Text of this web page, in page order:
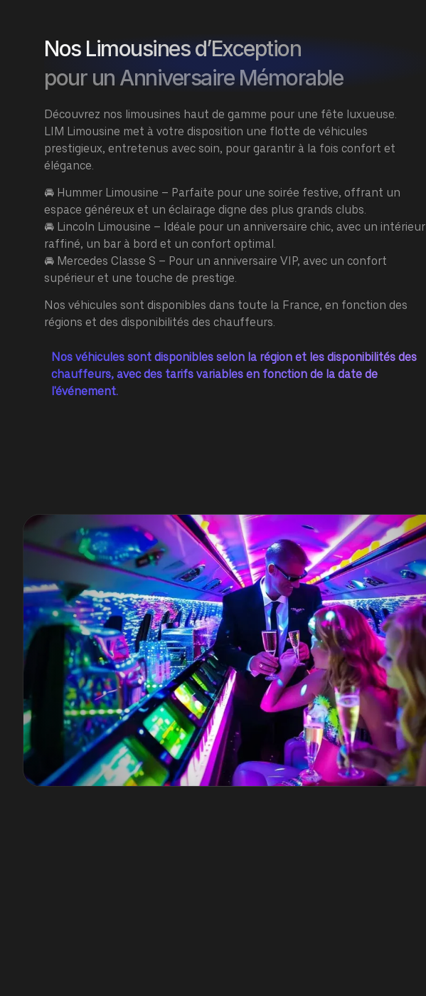
Nos Limousines d’Exception
pour un Anniversaire Mémorable
Découvrez nos limousines haut de gamme pour une fête luxueuse.
LIM Limousine met à votre disposition une flotte de véhicules
prestigieux, entretenus avec soin, pour garantir à la fois confort et
élégance.
🚘 Hummer Limousine – Parfaite pour une soirée festive, offrant un
espace généreux et un éclairage digne des plus grands clubs.
🚘 Lincoln Limousine – Idéale pour un anniversaire chic, avec un intérieur
raffiné, un bar à bord et un confort optimal.
🚘 Mercedes Classe S – Pour un anniversaire VIP, avec un confort
supérieur et une touche de prestige.
Nos véhicules sont disponibles dans toute la France, en fonction des
régions et des disponibilités des chauffeurs.
Nos véhicules sont disponibles selon la région et les disponibilités des
chauffeurs, avec des tarifs variables en fonction de la date de
l'événement.